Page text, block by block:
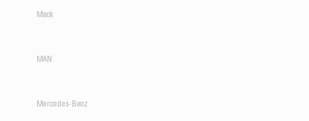
Mack
MAN
Mercedes-Benz